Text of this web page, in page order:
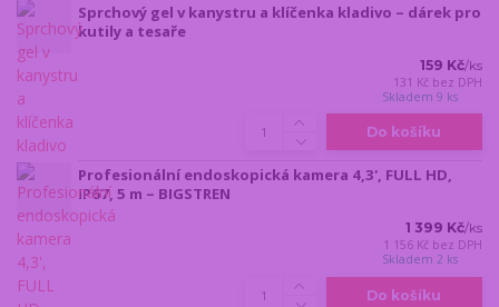
Sprchový gel v kanystru a klíčenka kladivo – dárek pro
kutily a tesaře
159 Kč/ks
131 Kč bez DPH
Skladem 9 ks
Do košíku
Profesionální endoskopická kamera 4,3', FULL HD,
IP67, 5 m – BIGSTREN
1 399 Kč/ks
1 156 Kč bez DPH
Skladem 2 ks
Do košíku